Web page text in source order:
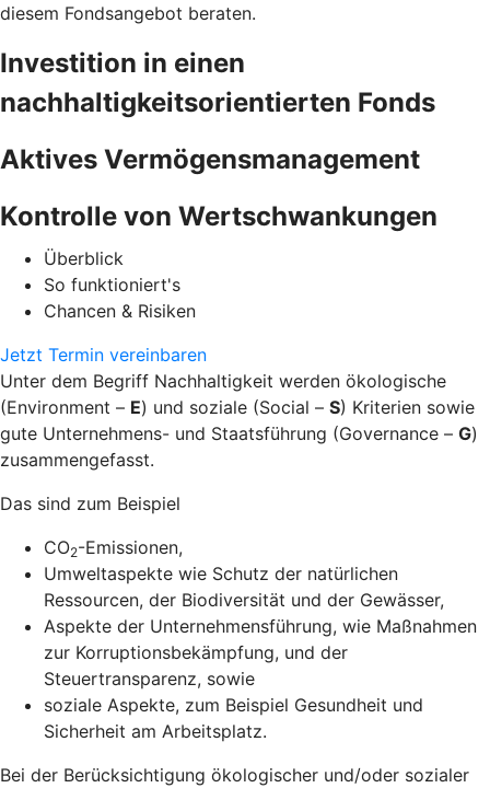
diesem Fondsangebot beraten.
Investition in einen
nachhaltigkeitsorientierten Fonds
Aktives Vermögensmanagement
Kontrolle von Wertschwankungen
Überblick
So funktioniert's
Chancen & Risiken
Jetzt Termin vereinbaren
Unter dem Begriff Nachhaltigkeit werden ökologische
(Environment – E) und soziale (Social – S) Kriterien sowie
gute Unternehmens- und Staatsführung (Governance – G)
zusammengefasst.
Das sind zum Beispiel
CO2-Emissionen,
Umweltaspekte wie Schutz der natürlichen
Ressourcen, der Biodiversität und der Gewässer,
Aspekte der Unternehmensführung, wie Maßnahmen
zur Korruptionsbekämpfung, und der
Steuertransparenz, sowie
soziale Aspekte, zum Beispiel Gesundheit und
Sicherheit am Arbeitsplatz.
Bei der Berücksichtigung ökologischer und/oder sozialer